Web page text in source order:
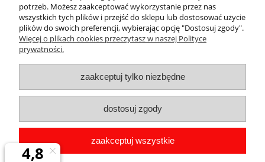
Pomoc
Dostawa
Moje konto
Gwarancja i zwroty
potrzeb. Możesz zaakceptować wykorzystanie przez nas
wszystkich tych plików i przejść do sklepu lub dostosować użycie
plików do swoich preferencji, wybierając opcję "Dostosuj zgody".
Więcej o plikach cookies przeczytasz w naszej Polityce
prywatności.
zaakceptuj tylko niezbędne
dostosuj zgody
zaakceptuj wszystkie